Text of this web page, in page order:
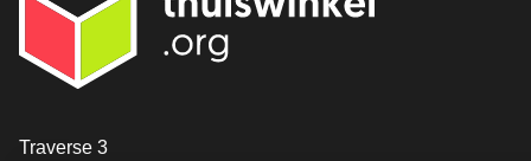
[_General:Contact]
Traverse 3